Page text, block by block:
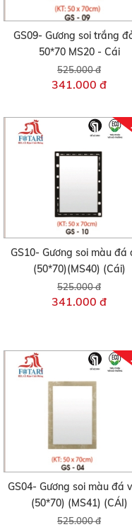
GS09- Gương soi trắng
50*70 MS20 - Cái
525.000 đ
341.000 đ
GS10- Gương soi màu đá
(50*70)(MS40) (Cái)
525.000 đ
341.000 đ
GS04- Gương soi màu đá
(50*70) (MS41) (CÁI)
525.000 đ